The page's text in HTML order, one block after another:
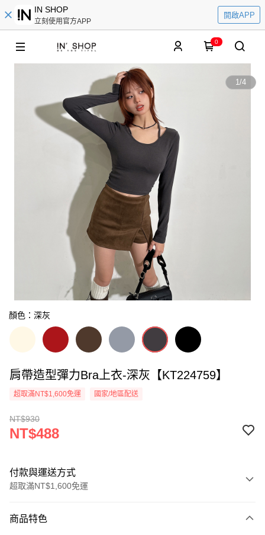
IN SHOP
立刻使用官方APP
開啟APP
0
1/4
顏色：深灰
肩帶造型彈力Bra上衣-深灰【KT224759】
超取滿NT$1,600免運 國家/地區配送
NT$930
NT$488
付款與運送方式
超取滿NT$1,600免運
信用卡一次付款
商品特色